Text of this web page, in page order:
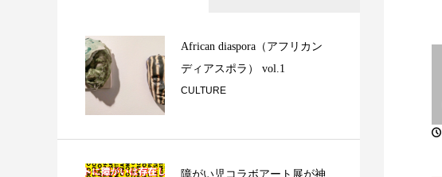
Maximalism or Minimalism
African diaspora（アフリカン
ディアスポラ） vol.1
CULTURE
障がい児コラボアート展が神